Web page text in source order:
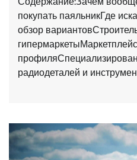
покупать паяльникГде
обзор
радиодеталей и